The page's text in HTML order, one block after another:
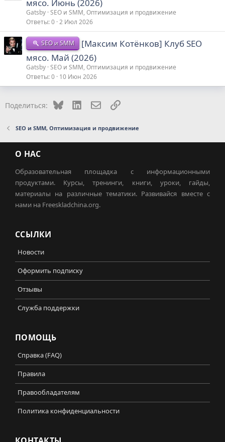
мясо. Июнь (2026)
Gatsby SEO и SMM, Оптимизация и продвижение
Ответы 0 2 Июл 2026
SEO и SMM
[Максим Котёнков] Клуб SEO
мясо. Май (2026)
Gatsby SEO и SMM, Оптимизация и продвижение
Ответы 0 10 Июн 2026
Поделиться: Bluesky LinkedInЭлектронная почта
Ссылка
SEO и SMM, Оптимизация и продвижение
О НАС
Образовательная площадка с информационными
продуктами. Курсы, тренинги, книги, уроки, гайды,
материалы на различные тематики. Развивайся вместе с
нами на Freeskladchina.org.
ССЫЛКИ
Новости
Оформить подписку
Отзывы
Служба поддержки
ПОМОЩЬ
Справка (FAQ)
Правила
Правообладателям
Политика конфиденциальности